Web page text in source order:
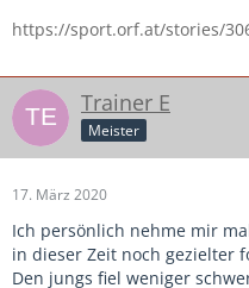
https://sport.orf.at/stories/
Trainer E
Meister
17. März 2020
Ich persönlich nehme mir
in dieser Zeit noch gezielter
Den jungs fiel weniger